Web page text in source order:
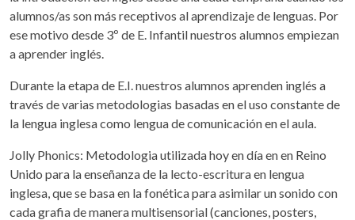
alumnos/as son más receptivos al aprendizaje de lenguas. Por
ese motivo desde 3º de E. Infantil nuestros alumnos empiezan
a aprender inglés.
Durante la etapa de E.I. nuestros alumnos aprenden inglés a
través de varias metodologias basadas en el uso constante de
la lengua inglesa como lengua de comunicación en el aula.
Jolly Phonics: Metodologia utilizada hoy en día en en Reino
Unido para la enseñanza de la lecto-escritura en lengua
inglesa, que se basa en la fonética para asimilar un sonido con
cada grafia de manera multisensorial (canciones, posters,